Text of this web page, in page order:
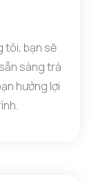
tôi, bạn sẽ
sàng trả
hưởng lợi